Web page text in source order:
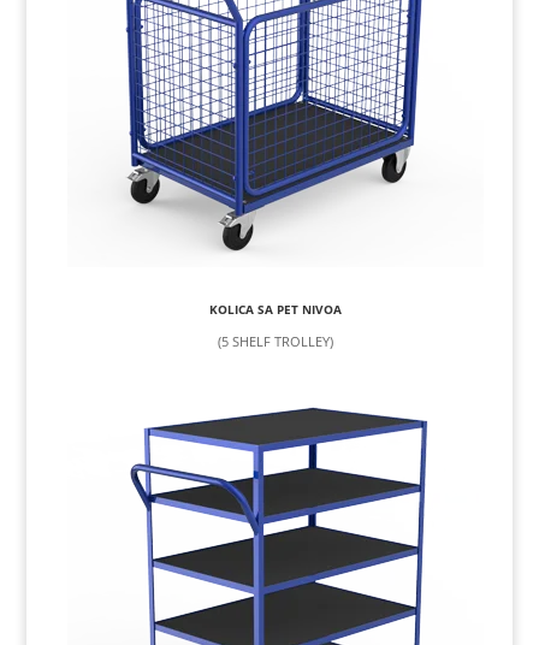
KOLICA SA PET NIVOA
(5 SHELF TROLLEY)